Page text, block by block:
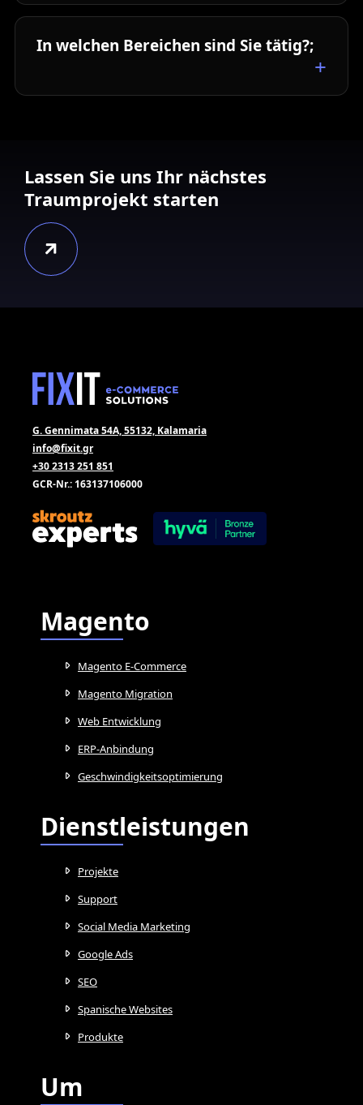
In welchen Bereichen sind Sie tätig?;
Lassen Sie uns Ihr nächstes
Traumprojekt starten
G. Gennimata 54A, 55132, Kalamaria
info@fixit.gr
+30 2313 251 851
GCR-Nr.: 163137106000
Magento
Magento E-Commerce
Magento Migration
Web Entwicklung
ERP-Anbindung
Geschwindigkeitsoptimierung
Dienstleistungen
Projekte
Support
Social Media Marketing
Google Ads
SEO
Spanische Websites
Produkte
Um